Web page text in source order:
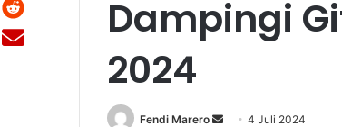
Dampingi
2024
Fendi Marero
Send4 Juli 2024